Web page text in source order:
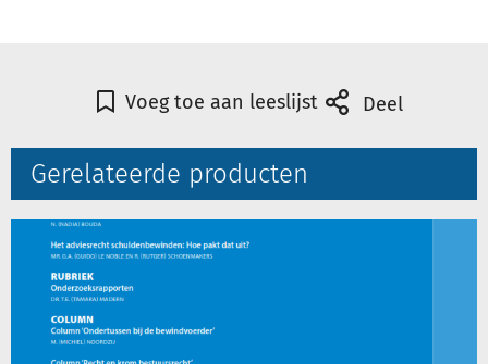
Voeg toe aan leeslijst Deel
Gerelateerde producten